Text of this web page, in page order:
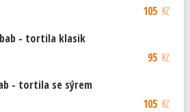
105Kč
- tortila klasik
95Kč
- tortila se sýrem
105Kč